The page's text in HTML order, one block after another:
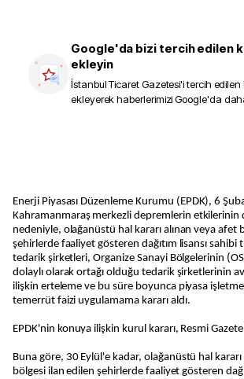
Google'da bizi tercih edilen
ekleyin
İstanbul Ticaret Gazetesi'i tercih
ekleyerek haberlerimizi Google'da
Enerji Piyasası Düzenleme Kurumu (EPDK), 6
Kahramanmaraş merkezli depremlerin etkilerinin
nedeniyle, olağanüstü hal kararı alınan veya afet
şehirlerde faaliyet gösteren dağıtım lisansı sahibi
tedarik şirketleri, Organize Sanayi Bölgelerinin
dolaylı olarak ortağı olduğu tedarik şirketlerinin
ilişkin erteleme ve bu süre boyunca piyasa
temerrüt faizi uygulamama kararı aldı.
EPDK'nin konuya ilişkin kurul kararı, Resmi
Buna göre, 30 Eylül'e kadar, olağanüstü hal kararı
bölgesi ilan edilen şehirlerde faaliyet gösteren